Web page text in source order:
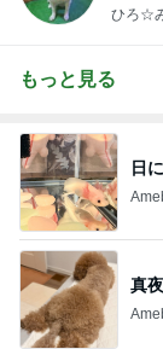
ひろ☆
もっと見る
日
真